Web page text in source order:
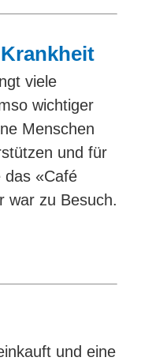
viele
wichtiger
Menschen
und für
das «Café
war zu Besuch.
und eine